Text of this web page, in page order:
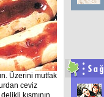
Üzerini mutfak
ceviz
kısmının